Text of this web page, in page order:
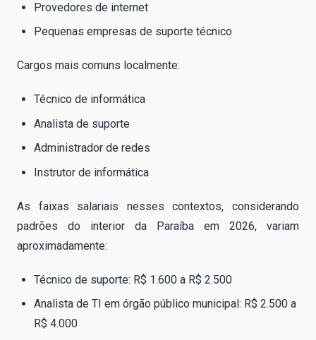
Provedores de internet
Pequenas empresas de suporte técnico
Cargos mais comuns localmente:
Técnico de informática
Analista de suporte
Administrador de redes
Instrutor de informática
As faixas salariais nesses contextos, considerando
padrões do interior da Paraíba em 2026, variam
aproximadamente:
Técnico de suporte: R$ 1.600 a R$ 2.500
Analista de TI em órgão público municipal: R$ 2.500 a
R$ 4.000